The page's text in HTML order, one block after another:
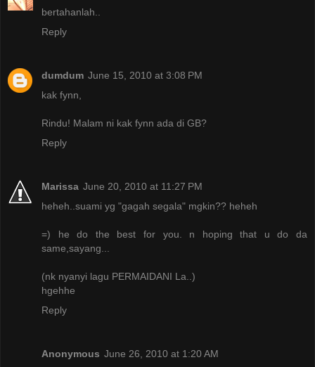
bertahanlah..
Reply
dumdum June 15, 2010 at 3:08 PM
kak fynn,
Rindu! Malam ni kak fynn ada di GB?
Reply
Marissa June 20, 2010 at 11:27 PM
heheh..suami yg "gagah segala" mgkin?? heheh
=) he do the best for you. n hoping that u do da
same,sayang...
(nk nyanyi lagu PERMAIDANI La..)
hgehhe
Reply
Anonymous June 26, 2010 at 1:20 AM